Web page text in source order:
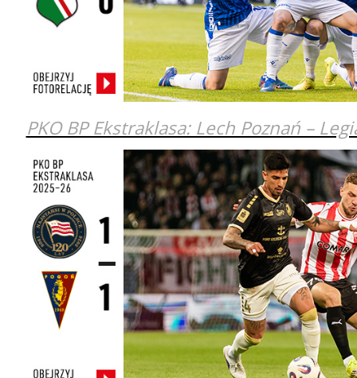
PKO BP Ekstraklasa: Lech Poznań –